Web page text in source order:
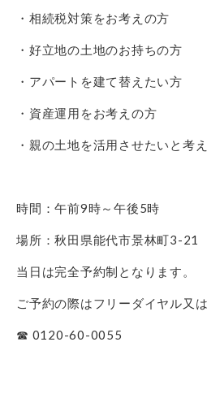
・相続税対策をお考えの方
・好立地の土地のお持ちの方
・アパートを建て替えたい方
・資産運用をお考えの方
・親の土地を活用させたいと考
時間：午前9時～午後5時
場所：秋田県能代市景林町3-21
当日は完全予約制となります。
ご予約の際はフリーダイヤル又は
☎ 0120-60-0055